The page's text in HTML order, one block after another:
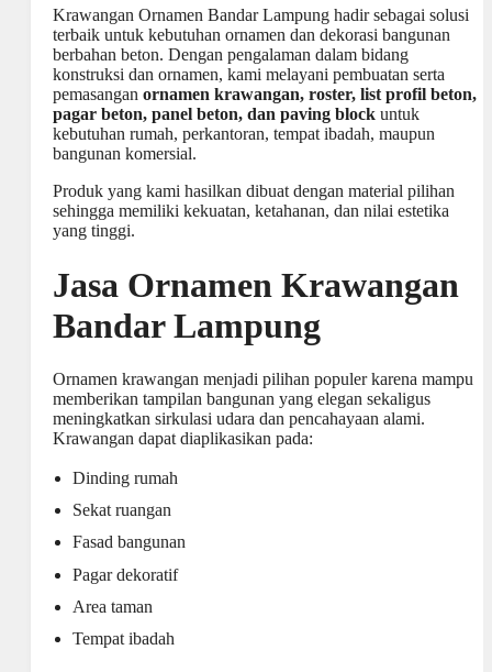
Krawangan Ornamen Bandar Lampung hadir sebagai solusi
terbaik untuk kebutuhan ornamen dan dekorasi bangunan
berbahan beton. Dengan pengalaman dalam bidang
konstruksi dan ornamen, kami melayani pembuatan serta
pemasangan ornamen krawangan, roster, list profil beton,
pagar beton, panel beton, dan paving block untuk
kebutuhan rumah, perkantoran, tempat ibadah, maupun
bangunan komersial.
Produk yang kami hasilkan dibuat dengan material pilihan
sehingga memiliki kekuatan, ketahanan, dan nilai estetika
yang tinggi.
Jasa Ornamen Krawangan
Bandar Lampung
Ornamen krawangan menjadi pilihan populer karena mampu
memberikan tampilan bangunan yang elegan sekaligus
meningkatkan sirkulasi udara dan pencahayaan alami.
Krawangan dapat diaplikasikan pada:
Dinding rumah
Sekat ruangan
Fasad bangunan
Pagar dekoratif
Area taman
Tempat ibadah